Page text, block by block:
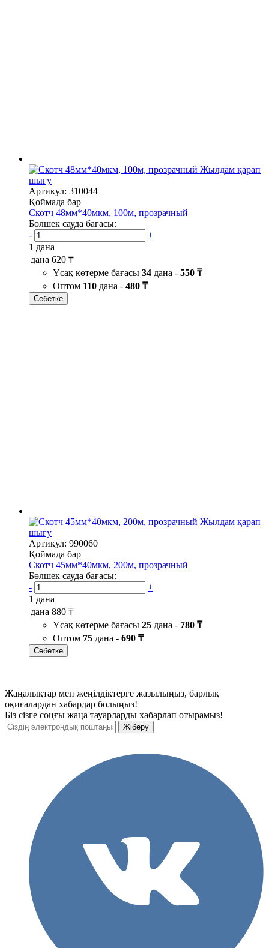
Жылдам қарап
шығу
Артикул: 310044
Қоймада бар
Скотч 48мм*40мкм, 100м, прозрачный
Бөлшек сауда бағасы:
-
+
1 дана
дана 620 ₸
Ұсақ көтерме бағасы 34 дана - 550 ₸
Оптом 110 дана - 480 ₸
Себетке
Жылдам қарап
шығу
Артикул: 990060
Қоймада бар
Скотч 45мм*40мкм, 200м, прозрачный
Бөлшек сауда бағасы:
-
+
1 дана
дана 880 ₸
Ұсақ көтерме бағасы 25 дана - 780 ₸
Оптом 75 дана - 690 ₸
Себетке
Жаңалықтар мен жеңілдіктерге жазылыңыз, барлық
оқиғалардан хабардар болыңыз!
Біз сізге соңғы жаңа тауарларды хабарлап отырамыз!